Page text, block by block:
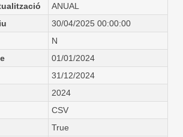
ANUAL
30/04/2025 00:00:00
N
01/01/2024
31/12/2024
2024
CSV
True